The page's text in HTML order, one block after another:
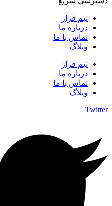
تیم فراز
درباره ما
تماس با ما
وبلاگ
تیم فراز
درباره ما
تماس با ما
وبلاگ
Twitter